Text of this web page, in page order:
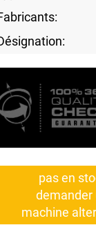
pas en
demander
machine